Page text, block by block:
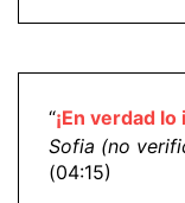
“¡En verdad
Sofia (no
(04:15)